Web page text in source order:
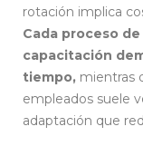
rotación implica
Cada proceso
capacitación
tiempo, mientras
empleados suele
adaptación que